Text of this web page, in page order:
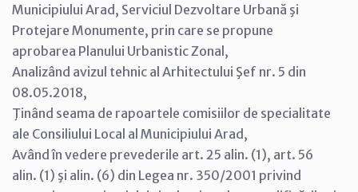
Municipiului Arad, Serviciul Dezvoltare Urbană şi
Protejare Monumente, prin care se propune
aprobarea Planului Urbanistic Zonal,
Analizând avizul tehnic al Arhitectului Şef nr. 5 din
08.05.2018,
Ţinând seama de rapoartele comisiilor de specialitate
ale Consiliului Local al Municipiului Arad,
Având în vedere prevederile art. 25 alin. (1), art. 56
alin. (1) şi alin. (6) din Legea nr. 350/2001 privind